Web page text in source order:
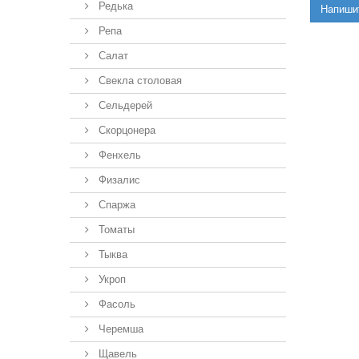
Редька
Репа
Салат
Свекла столовая
Сельдерей
Скорцонера
Фенхель
Физалис
Спаржа
Томаты
Тыква
Укроп
Фасоль
Черемша
Щавель